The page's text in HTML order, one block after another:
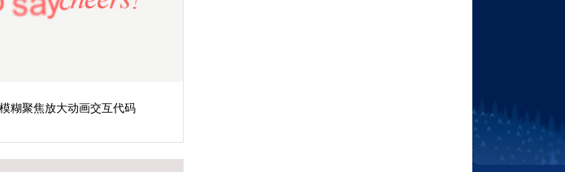
糊聚焦放大动画交互代码